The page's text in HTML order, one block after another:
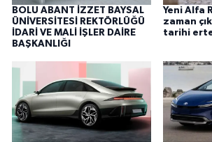
BOLU ABANT İZZET BAYSAL
ÜNİVERSİTESİ REKTÖRLÜĞÜ
İDARİ VE MALİ İŞLER DAİRE
BAŞKANLIĞI
Yeni Alfa
zaman
tarihi